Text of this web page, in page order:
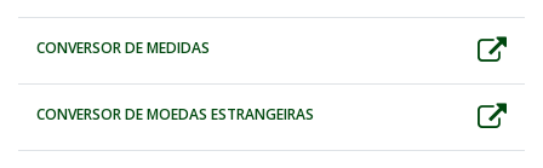
CONVERSOR DE MEDIDAS
CONVERSOR DE MOEDAS ESTRANGEIRAS